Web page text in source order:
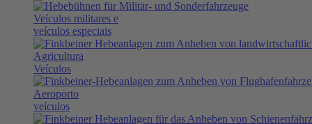
Veículos militares e
veículos especiais
Agricultura
Veículos
Aeroporto
veículos